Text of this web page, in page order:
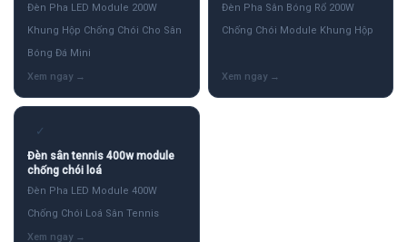
Đèn Pha LED Module 200W
Khung Hộp Chống Chói Cho Sân
Bóng Đá Mini
Đèn Pha Sân Bóng Rổ 200W
Chống Chói Module Khung Hộp
✓
Đèn sân tennis 400w module
chống chói loá
Đèn Pha LED Module 400W
Chống Chói Loá Sân Tennis